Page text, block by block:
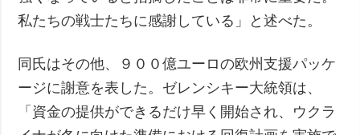
私たちの戦士たちに感謝している」と述べた。
同氏はその他、９００億ユーロの欧州支援パッケ
ージに謝意を表した。ゼレンシキー大統領は、
「資金の提供ができるだけ早く開始され、ウクラ